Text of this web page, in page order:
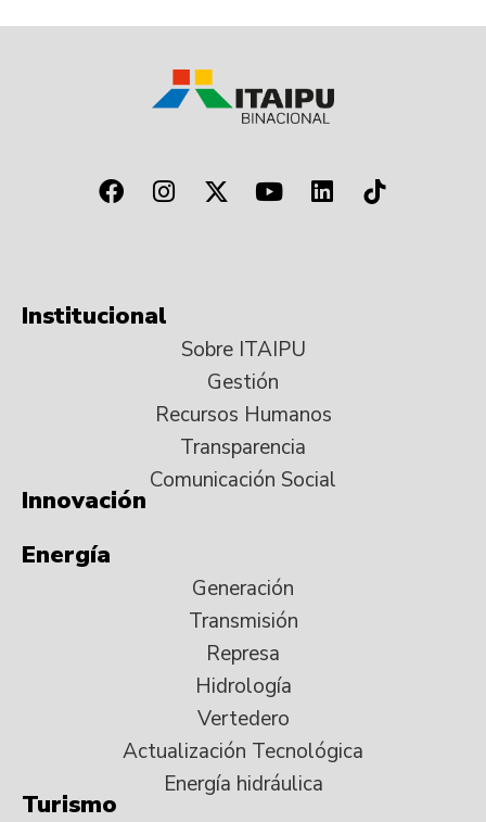
Institucional
Sobre ITAIPU
Gestión
Recursos Humanos
Transparencia
Comunicación Social
Innovación
Energía
Generación
Transmisión
Represa
Hidrología
Vertedero
Actualización Tecnológica
Energía hidráulica
Turismo